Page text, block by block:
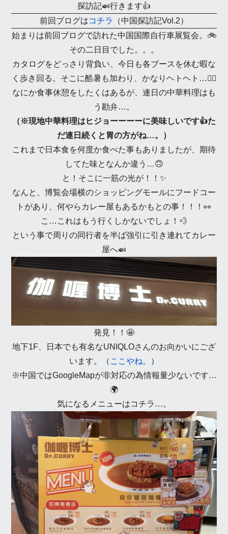
探訪記🍛行きます👍
前回ブログはコチラ
（中国探訪記Vol.2）
始まりは前回ブログで訪れた中国国際自行車展覧会。🚲
その二日目でした。。。
カタログをどっさり背負い、今日も各ブースを休む暇な
く歩き回る。そこに酷暑も加わり、かなりヘトヘト…😵‍💫
なにか食事休憩をしたくはあるが、連日の中華料理はも
う勘弁…。
（※現地中華料理はヒジョーーーーに美味しいです👍た
だ連日続くと胃の方がね…。）
これまで日本食を何度か食べた事もありましたが、期待
してた味となんか違う…🙃
と！そこに一筋の光が！！✨
なんと、博覧会場横のショッピングモールにフードコー
トがあり、何やらカレー屋もあるかもとの事！！！👀
こ…これはもう行くしかないでしょ！💨
という事で周りの同行者を半ば強引に引き連れてカレー
屋へ🍛
発見！！🤩
地下1F、日本でも有名なUNIQLOさんのお向かいにござ
います。（ ここやね。
）
※中国ではGoogleMapが非対応の為情報量少ないです…
🌍
気になるメニューはコチラ…。